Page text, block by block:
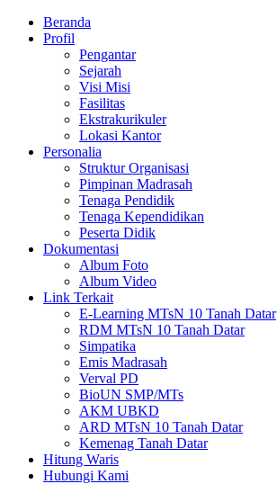
Beranda
Profil
Pengantar
Sejarah
Visi Misi
Fasilitas
Ekstrakurikuler
Lokasi Kantor
Personalia
Struktur Organisasi
Pimpinan Madrasah
Tenaga Pendidik
Tenaga Kependidikan
Peserta Didik
Dokumentasi
Album Foto
Album Video
Link Terkait
E-Learning MTsN 10 Tanah Datar
RDM MTsN 10 Tanah Datar
Simpatika
Emis Madrasah
Verval PD
BioUN SMP/MTs
AKM UBKD
ARD MTsN 10 Tanah Datar
Kemenag Tanah Datar
Hitung Waris
Hubungi Kami